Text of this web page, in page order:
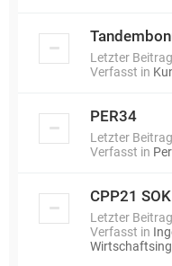
Letzter
Verfasst in
PER34
Letzter
Verfasst in
CPP21
Letzter
Verfasst in